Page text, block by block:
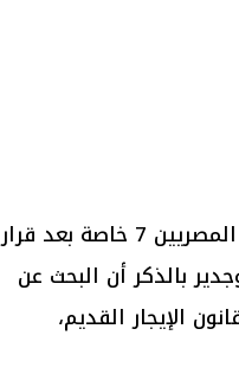
نتعرف على خطوات التقديم على حجز وحدات سكن لكل المصريين 7 خاصة بعد قرار
بالذكر أن البحث عن
الإيجار القديم،